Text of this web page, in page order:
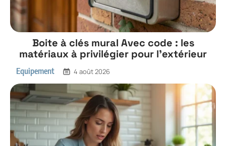
Boite à clés mural Avec code : les
matériaux à privilégier pour l’extérieur
Equipement 4 août 2026